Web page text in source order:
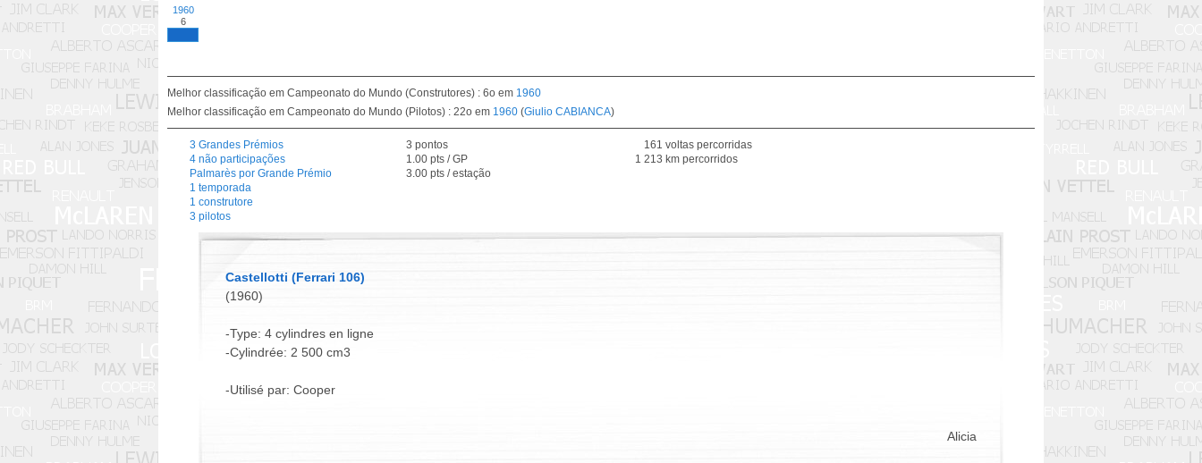
1960
6
Melhor classificação em Campeonato do Mundo (Construtores) : 6o em 1960
Melhor classificação em Campeonato do Mundo (Pilotos) : 22o em 1960 (Giulio CABIANCA)
3 Grandes Prémios
4 não participações
Palmarès por Grande Prémio
1 temporada
1 construtore
3 pilotos
3 pontos
1.00 pts / GP
3.00 pts / estação
161 voltas percorridas
1 213 km percorridos
Castellotti (Ferrari 106)
(1960)
-Type: 4 cylindres en ligne
-Cylindrée: 2 500 cm3
-Utilisé par: Cooper
Alicia